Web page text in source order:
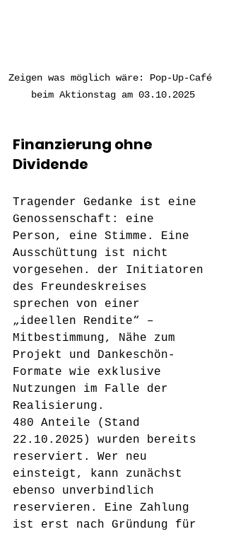
Zeigen was möglich wäre: Pop-Up-Café
beim Aktionstag am 03.10.2025
Finanzierung ohne
Dividende
Tragender Gedanke ist eine
Genossenschaft: eine
Person, eine Stimme. Eine
Ausschüttung ist nicht
vorgesehen. der Initiatoren
des Freundeskreises
sprechen von einer
„ideellen Rendite“ –
Mitbestimmung, Nähe zum
Projekt und Dankeschön-
Formate wie exklusive
Nutzungen im Falle der
Realisierung.
480 Anteile (Stand
22.10.2025) wurden bereits
reserviert. Wer neu
einsteigt, kann zunächst
ebenso unverbindlich
reservieren. Eine Zahlung
ist erst nach Gründung für